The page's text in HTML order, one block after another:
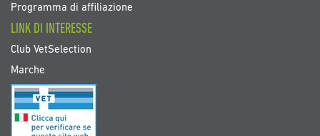
Programma di affiliazione
LINK DI INTERESSE
Club VetSelection
Marche